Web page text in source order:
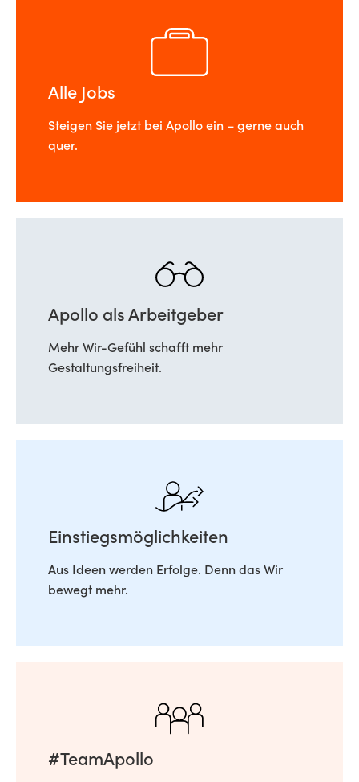
Alle Jobs
Steigen Sie jetzt bei Apollo ein – gerne auch
quer.
Apollo als Arbeitgeber
Mehr Wir-Gefühl schafft mehr
Gestaltungsfreiheit.
Einstiegsmöglichkeiten
Aus Ideen werden Erfolge. Denn das Wir
bewegt mehr.
#TeamApollo